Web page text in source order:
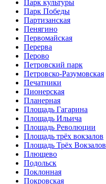
Парк культуры
Парк Победы
Партизанская
Пенягино
Первомайская
Перерва
Перово
Петровский парк
Петровско-Разумовская
Печатники
Пионерская
Планерная
Площадь Гагарина
Площадь Ильича
Площадь Революции
Площадь трёх вокзалов
Площадь Трёх Вокзалов
Плющево
Подольск
Поклонная
Покровская